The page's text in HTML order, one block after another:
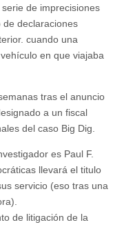
de imprecisiones
declaraciones
cuando una
en que viajaba
tras el anuncio
a un fiscal
del caso Big Dig.
es Paul F.
llevará el titulo
servicio (eso tras una
de litigación de la